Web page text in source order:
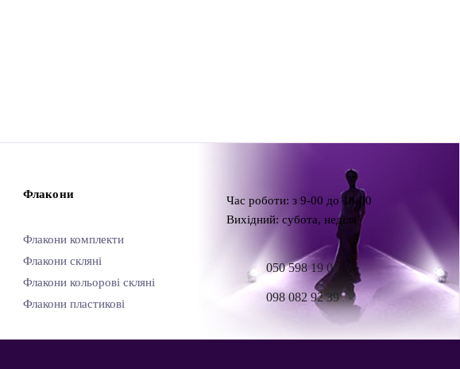
Флакони
Флакони комплекти
Флакони скляні
Флакони кольорові скляні
Флакони пластикові
Час роботи: з 9-00 до 18-00
Вихідний: субота, неділя
050 598 19 06
098 082 92 39